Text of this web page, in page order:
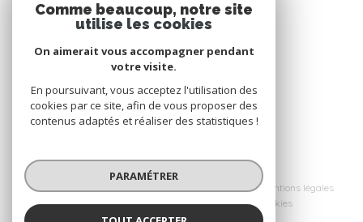
Espace propriétaire
Mentions légales
Admin
Politique RGPD Cookies
Comme beaucoup, notre site
utilise les cookies
On aimerait vous accompagner pendant
votre visite.
En poursuivant, vous acceptez l'utilisation des
cookies par ce site, afin de vous proposer des
contenus adaptés et réaliser des statistiques !
PARAMÉTRER